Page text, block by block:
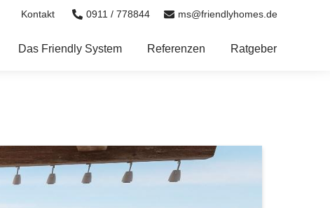
Kontakt 0911 / 778844 ms@friendlyhomes.de
Das Friendly System Referenzen Ratgeber